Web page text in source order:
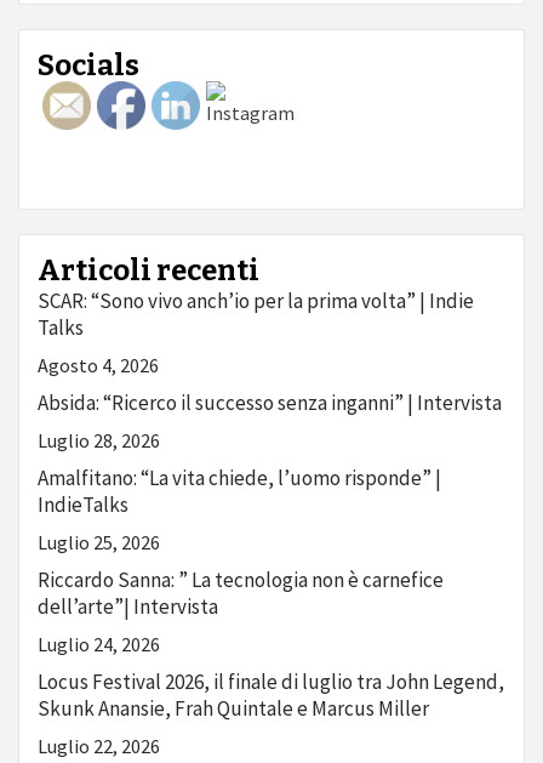
Socials
Articoli recenti
SCAR: “Sono vivo anch’io per la prima volta” | Indie
Talks
Agosto 4, 2026
Absida: “Ricerco il successo senza inganni” | Intervista
Luglio 28, 2026
Amalfitano: “La vita chiede, l’uomo risponde” |
IndieTalks
Luglio 25, 2026
Riccardo Sanna: ” La tecnologia non è carnefice
dell’arte”| Intervista
Luglio 24, 2026
Locus Festival 2026, il finale di luglio tra John Legend,
Skunk Anansie, Frah Quintale e Marcus Miller
Luglio 22, 2026